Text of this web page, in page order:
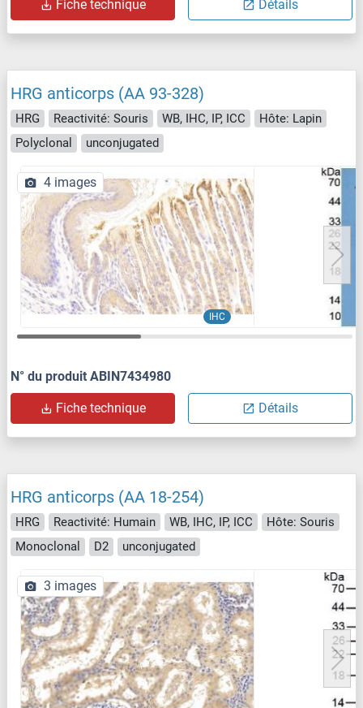
Fiche technique Détails
HRG anticorps (AA 93-328)
HRG Reactivité: Souris WB, IHC, IP, ICC
Hôte: Lapin
Polyclonal
unconjugated
IHC
4 images
N° du produit ABIN7434980
Fiche technique Détails
HRG anticorps (AA 18-254)
HRG Reactivité: Humain WB, IHC, IP, ICC
Hôte: Souris
Monoclonal
D2 unconjugated
3 images